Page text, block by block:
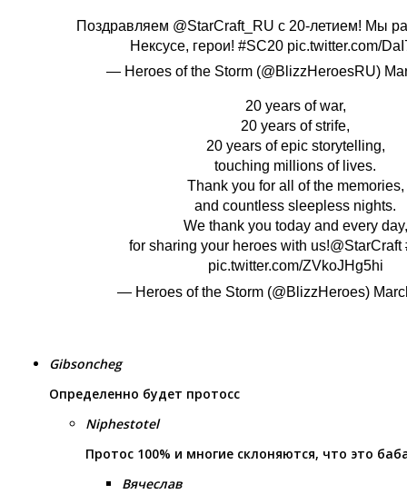
Поздравляем @StarCraft_RU с 20-летием! Мы
Нексусе, герои! #SC20 pic.twitter.com/
— Heroes of the Storm (@BlizzHeroesRU)
20 years of war,
20 years of strife,
20 years of epic storytelling,
touching millions of lives.
Thank you for all of the memories,
and countless sleepless nights.
We thank you today and every day,
for sharing your heroes with us!@StarCraft
pic.twitter.com/ZVkoJHg5hi
— Heroes of the Storm (@BlizzHeroes)
Gibsoncheg
Определенно будет протосс
Niphestotel
Протос 100% и многие склоняются, что это
Вячеслав